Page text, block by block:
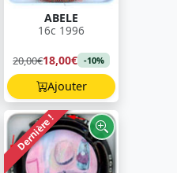
ABELE
16c 1996
20,00€18,00€ -10%
Ajouter
Dernière !